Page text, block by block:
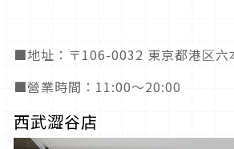
■地址：〒106-0032 東京都港区六
■營業時間：11:00～20:00
西武澀谷店